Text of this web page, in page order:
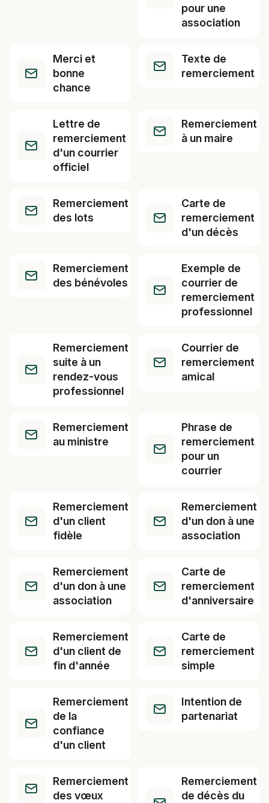
pour une
association
Merci et
bonne
chance
Texte de
remerciement
Lettre de
remerciement
d'un courrier
officiel
Remerciement
à un maire
Remerciement
des lots
Carte de
remerciement
d'un décès
Remerciement
des bénévoles
Exemple de
courrier de
remerciement
professionnel
Remerciement
suite à un
rendez-vous
professionnel
Courrier de
remerciement
amical
Remerciement
au ministre
Phrase de
remerciement
pour un
courrier
Remerciement
d'un client
fidèle
Remerciement
d'un don à une
association
Remerciement
d'un don à une
association
Carte de
remerciement
d'anniversaire
Remerciement
d'un client de
fin d'année
Carte de
remerciement
simple
Remerciement
de la
confiance
d'un client
Intention de
partenariat
Remerciement
des vœux
Remerciement
de décès du